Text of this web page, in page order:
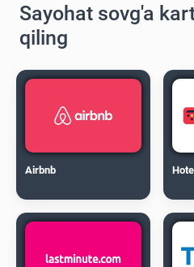
Sayohat sovg'a
qiling
Airbnb